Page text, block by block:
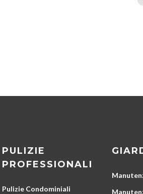
PULIZIE
PROFESSIONALI
Pulizie Condominiali